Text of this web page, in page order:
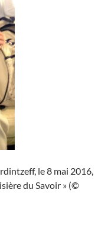
le 8 mai 2016,
du Savoir » (©